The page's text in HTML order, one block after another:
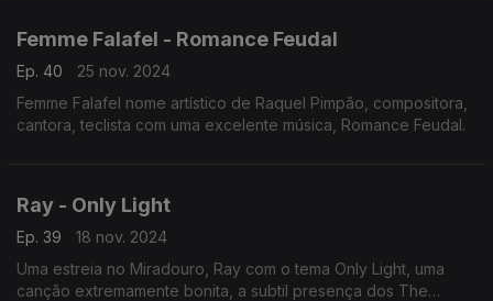
Femme Falafel - Romance Feudal
Ep. 40
25 nov. 2024
Femme Falafel nome artístico de Raquel Pimpão, compositora,
cantora, teclista com uma excelente música, Romance Feudal.
Ray - Only Light
Ep. 39
18 nov. 2024
Uma estreia no Miradouro, Ray com o tema Only Light, uma
canção extremamente bonita, a subtil presença dos The